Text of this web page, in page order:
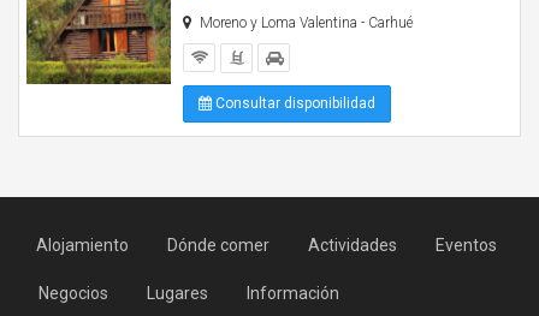
Moreno y Loma Valentina - Carhué
Consultar disponibilidad
Alojamiento Dónde comer Actividades Eventos
Negocios Lugares Información